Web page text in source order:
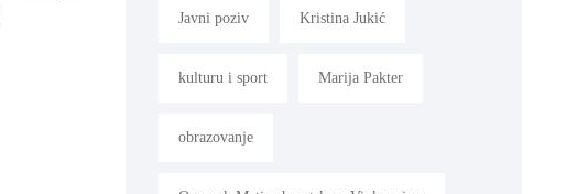
Javni poziv Kristina Jukić
kulturu i sport Marija Pakter
obrazovanje